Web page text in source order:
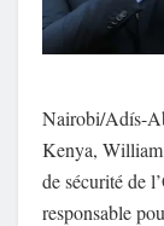
Nairobi/Adís-
Kenya, William
de sécurité de
responsable